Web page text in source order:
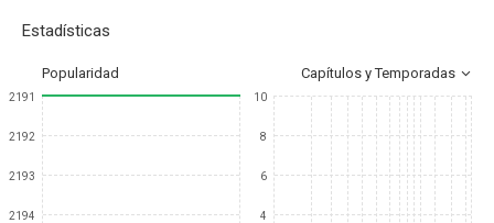
Estadísticas
Popularidad Capítulos y Temporadas
2191
2192
2193
2194
10
8
6
4